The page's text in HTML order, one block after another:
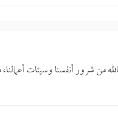
من شرور أنفسنا وسيئات